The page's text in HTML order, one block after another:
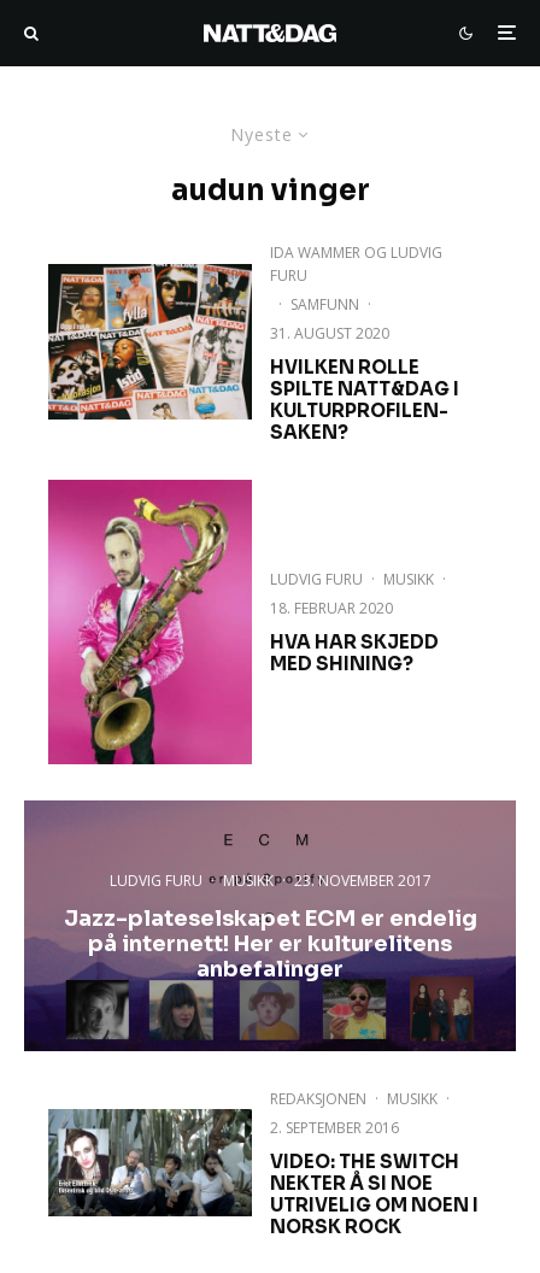
Nyeste
audun vinger
IDA WAMMER OG LUDVIG
FURU
· SAMFUNN ·
31. AUGUST 2020
HVILKEN ROLLE
SPILTE NATT&DAG I
KULTURPROFILEN-
SAKEN?
LUDVIG FURU · MUSIKK ·
18. FEBRUAR 2020
HVA HAR SKJEDD
MED SHINING?
LUDVIG FURU · MUSIKK · 23. NOVEMBER 2017
Jazz-plateselskapet ECM er endelig
på internett! Her er kulturelitens
anbefalinger
REDAKSJONEN · MUSIKK ·
2. SEPTEMBER 2016
VIDEO: THE SWITCH
NEKTER Å SI NOE
UTRIVELIG OM NOEN I
NORSK ROCK